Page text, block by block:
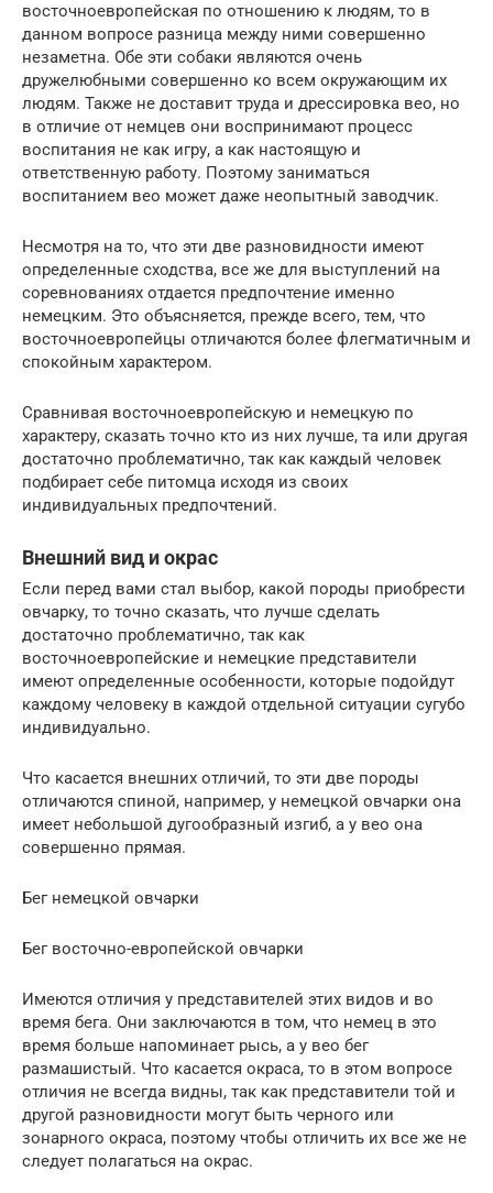
восточноевропейская по отношению к людям, то в
данном вопросе разница между ними совершенно
незаметна. Обе эти собаки являются очень
дружелюбными совершенно ко всем окружающим их
людям. Также не доставит труда и дрессировка вео, но
в отличие от немцев они воспринимают процесс
воспитания не как игру, а как настоящую и
ответственную работу. Поэтому заниматься
воспитанием вео может даже неопытный заводчик.
Несмотря на то, что эти две разновидности имеют
определенные сходства, все же для выступлений на
соревнованиях отдается предпочтение именно
немецким. Это объясняется, прежде всего, тем, что
восточноевропейцы отличаются более флегматичным и
спокойным характером.
Сравнивая восточноевропейскую и немецкую по
характеру, сказать точно кто из них лучше, та или другая
достаточно проблематично, так как каждый человек
подбирает себе питомца исходя из своих
индивидуальных предпочтений.
Внешний вид и окрас
Если перед вами стал выбор, какой породы приобрести
овчарку, то точно сказать, что лучше сделать
достаточно проблематично, так как
восточноевропейские и немецкие представители
имеют определенные особенности, которые подойдут
каждому человеку в каждой отдельной ситуации сугубо
индивидуально.
Что касается внешних отличий, то эти две породы
отличаются спиной, например, у немецкой овчарки она
имеет небольшой дугообразный изгиб, а у вео она
совершенно прямая.
Бег немецкой овчарки
Бег восточно-европейской овчарки
Имеются отличия у представителей этих видов и во
время бега. Они заключаются в том, что немец в это
время больше напоминает рысь, а у вео бег
размашистый. Что касается окраса, то в этом вопросе
отличия не всегда видны, так как представители той и
другой разновидности могут быть черного или
зонарного окраса, поэтому чтобы отличить их все же не
следует полагаться на окрас.